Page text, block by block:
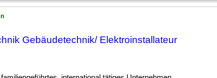
Gebäudetechnik/ Elektroinstallateur